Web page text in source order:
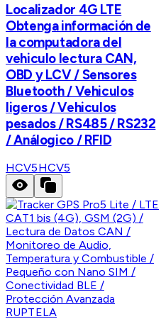
Localizador 4G LTE
Obtenga información de
la computadora del
vehiculo lectura CAN,
OBD y LCV / Sensores
Bluetooth / Vehiculos
ligeros / Vehiculos
pesados / RS485 / RS232
/ Análogico / RFID
HCV5HCV5
RUPTELA